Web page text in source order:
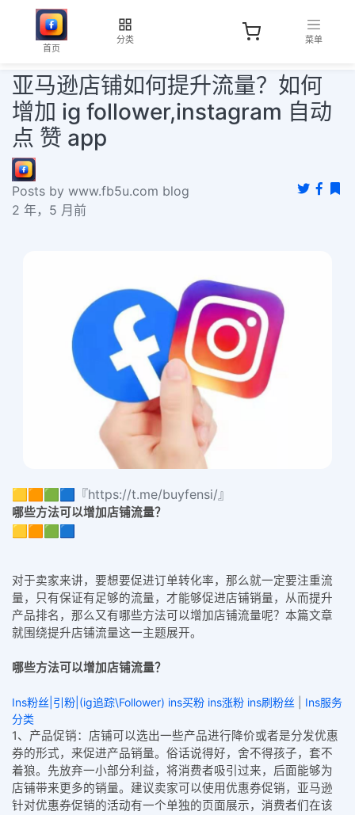
首页
分类 菜单
亚马逊店铺如何提升流量？如何
增加 ig follower,instagram 自动
点 赞 app
Posts by www.fb5u.com blog
2 年，5 月前
🟨🟧🟩🟦『https://t.me/buyfensi/』
哪些方法可以增加店铺流量？
🟨🟧🟩🟦
对于卖家来讲，要想要促进订单转化率，那么就一定要注重流
量，只有保证有足够的流量，才能够促进店铺销量，从而提升
产品排名，那么又有哪些方法可以增加店铺流量呢？本篇文章
就围绕提升店铺流量这一主题展开。
哪些方法可以增加店铺流量？
Ins粉丝|引粉|(ig追踪\Follower) ins买粉 ins涨粉 ins刷粉丝
Ins服务
分类
1、产品促销：店铺可以选出一些产品进行降价或者是分发优惠
券的形式，来促进产品销量。俗话说得好，舍不得孩子，套不
着狼。先放弃一小部分利益，将消费者吸引过来，后面能够为
店铺带来更多的销量。建议卖家可以使用优惠券促销，亚马逊
针对优惠券促销的活动有一个单独的页面展示，消费者们在该